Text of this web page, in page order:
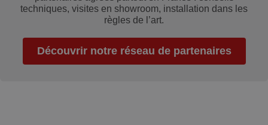
techniques, visites en showroom, installation dans les
règles de l’art.
Découvrir notre réseau de partenaires